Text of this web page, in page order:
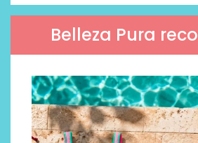
Belleza Pura